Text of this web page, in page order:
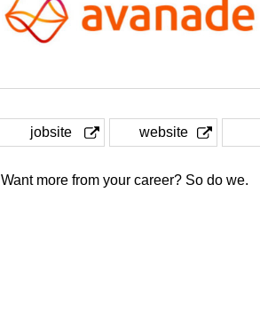
jobsite website
Want more from your career? So do we.